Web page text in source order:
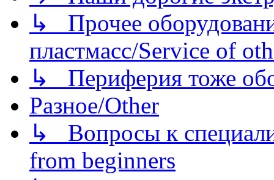
↳ Прочее
пластмасс/Service of
↳ Периферия тоже
Разное/Other
↳ Вопросы к
from beginners